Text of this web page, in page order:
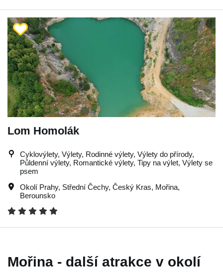
Lom Homolák
Cyklovýlety, Výlety, Rodinné výlety, Výlety do přírody,
Půldenní výlety, Romantické výlety, Tipy na výlet, Výlety se
psem
Okolí Prahy, Střední Čechy, Český Kras, Mořina,
Berounsko
Mořina - další atrakce v okolí